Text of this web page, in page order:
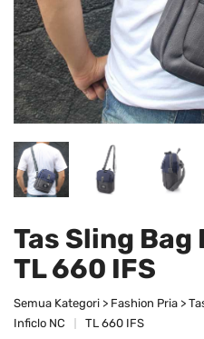
Tas Sling
TL 660 IFS
Semua Kategori > Fashion Pria >
Inficlo NC
TL 660 IFS